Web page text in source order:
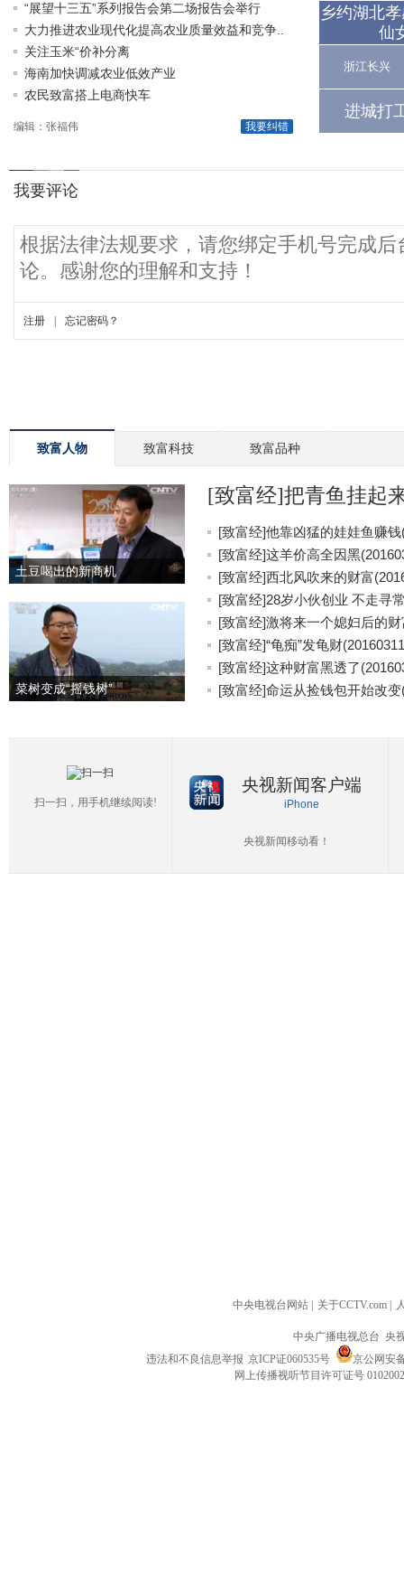
“展望十三五”系列报告会第二场报告会举行
大力推进农业现代化提高农业质量效益和竞争..
关注玉米“价补分离
海南加快调减农业低效产业
农民致富搭上电商快车
我要纠错
编辑：张福伟
乡约湖北
仙
浙江长兴
进城打
致富人物 致富科技 致富品种
土豆喝出的新商机
菜树变成“摇钱树”
[致富经]把青鱼挂起
[致富经]他靠凶猛的娃娃鱼赚钱
[致富经]这羊价高全因黑
[致富经]西北风吹来的财富
[致富经]28岁小伙创业 不走寻
[致富经]激将来一个媳妇后的
[致富经]“龟痴”发龟财
[致富经]这种财富黑透了
[致富经]命运从捡钱包开始改变
扫一扫，用手机继续阅读!
央视新闻客户端
iPhone
央视新闻移动看！
中央电视台网站 关于CCTV.com
中央广播电视总台 央
违法和不良信息举报 京ICP证060535号
京公网安
网上传播视听节目许可证号